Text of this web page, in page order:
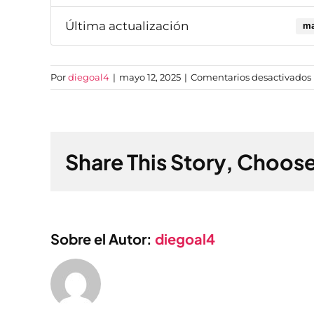
Última actualización
Pordiegoal4 | mayo 12, 2025 | Comentarios desactivados
Share This Story,
Sobre el Autor: diegoal4